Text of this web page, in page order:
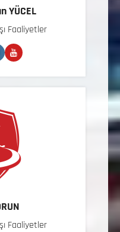
YÜCEL
Faaliyetler
Faaliyetler